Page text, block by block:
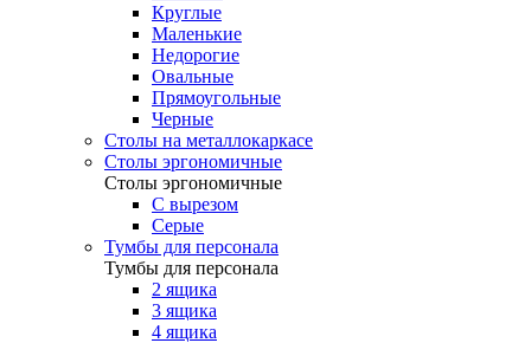
Круглые
Маленькие
Недорогие
Овальные
Прямоугольные
Черные
Столы на металлокаркасе
Столы эргономичные
Столы эргономичные
С вырезом
Серые
Тумбы для персонала
Тумбы для персонала
2 ящика
3 ящика
4 ящика